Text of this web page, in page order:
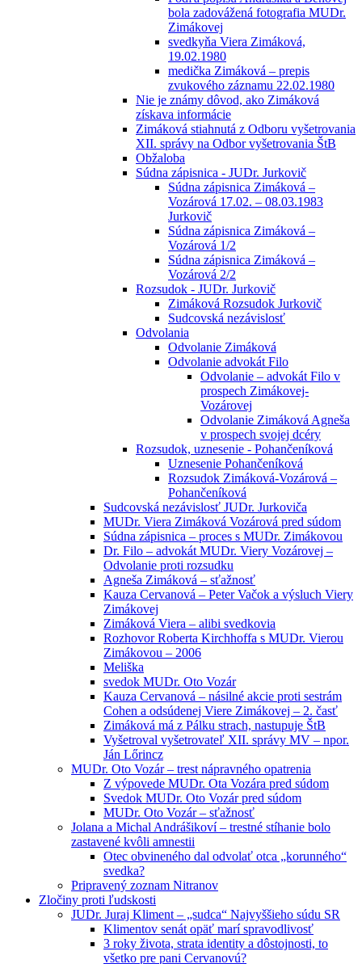
bola zadovážená fotografia MUDr.
Zimákovej
svedkyňa Viera Zimáková,
19.02.1980
medička Zimáková – prepis
zvukového záznamu 22.02.1980
Nie je známy dôvod, ako Zimáková
získava informácie
Zimáková stiahnutá z Odboru vyšetrovania
XII. správy na Odbor vyšetrovania ŠtB
Obžaloba
Súdna zápisnica - JUDr. Jurkovič
Súdna zápisnica Zimáková –
Vozárová 17.02. – 08.03.1983
Jurkovič
Súdna zápisnica Zimáková –
Vozárová 1/2
Súdna zápisnica Zimáková –
Vozárová 2/2
Rozsudok - JUDr. Jurkovič
Zimáková Rozsudok Jurkovič
Sudcovská nezávislosť
Odvolania
Odvolanie Zimáková
Odvolanie advokát Filo
Odvolanie – advokát Filo v
prospech Zimákovej-
Vozárovej
Odvolanie Zimáková Agneša
v prospech svojej dcéry
Rozsudok, uznesenie - Pohančeníková
Uznesenie Pohančeníková
Rozsudok Zimáková-Vozárová –
Pohančeníková
Sudcovská nezávislosť JUDr. Jurkoviča
MUDr. Viera Zimáková Vozárová pred súdom
Súdna zápisnica – proces s MUDr. Zimákovou
Dr. Filo – advokát MUDr. Viery Vozárovej –
Odvolanie proti rozsudku
Agneša Zimáková – sťažnosť
Kauza Cervanová – Peter Vačok a výsluch Viery
Zimákovej
Zimáková Viera – alibi svedkovia
Rozhovor Roberta Kirchhoffa s MUDr. Vierou
Zimákovou – 2006
Meliška
svedok MUDr. Oto Vozár
Kauza Cervanová – násilné akcie proti sestrám
Cohen a odsúdenej Viere Zimákovej – 2. časť
Zimáková má z Pálku strach, nastupuje ŠtB
Vyšetroval vyšetrovateľ XII. správy MV – npor.
Ján Lőrincz
MUDr. Oto Vozár – trest nápravného opatrenia
Z výpovede MUDr. Ota Vozára pred súdom
Svedok MUDr. Oto Vozár pred súdom
MUDr. Oto Vozár – sťažnosť
Jolana a Michal Andrášikoví – trestné stíhanie bolo
zastavené kvôli amnestii
Otec obvineného dal odvolať otca „korunného“
svedka?
Pripravený zoznam Nitranov
Zločiny proti ľudskosti
JUDr. Juraj Kliment – „sudca“ Najvyššieho súdu SR
Klimentov senát opäť marí spravodlivosť
3 roky života, strata identity a dôstojnosti, to
všetko pre pani Cervanovú?